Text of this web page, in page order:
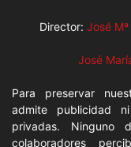
Director: José
José
Para preservar
admite publicidad
privadas. Ninguno
colaboradores